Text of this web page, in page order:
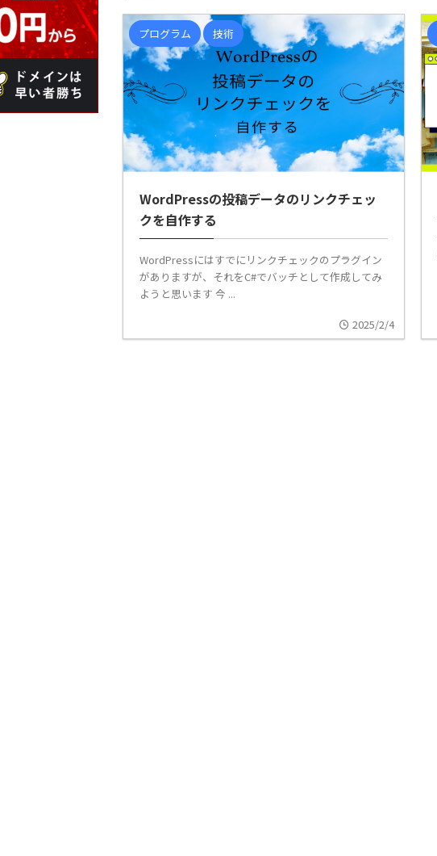
プログラム 技術
WordPressの投稿データのリンクチェッ
クを自作する
WordPressにはすでにリンクチェックのプラグイン
がありますが、それをC#でバッチとして作成してみ
ようと思います 今 ...
2025/2/4